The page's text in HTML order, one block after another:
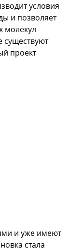
условия
и позволяет
молекул
существуют
проект
и уже имеют
стала